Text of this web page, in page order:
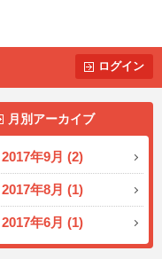
ログイン
月別アーカイブ
2017年9月 (2)
2017年8月 (1)
2017年6月 (1)